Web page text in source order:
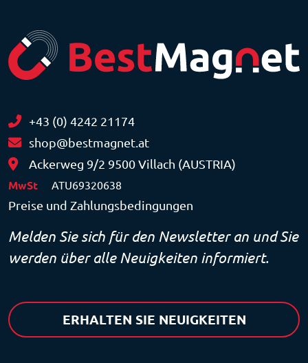
+43 (0) 4242 21174
shop@bestmagnet.at
Ackerweg 9/2 9500 Villach (AUSTRIA)
MwSt ATU69320638
Preise und Zahlungsbedingungen
Melden Sie sich für den Newsletter an und Sie
werden über alle Neuigkeiten informiert.
ERHALTEN SIE NEUIGKEITEN